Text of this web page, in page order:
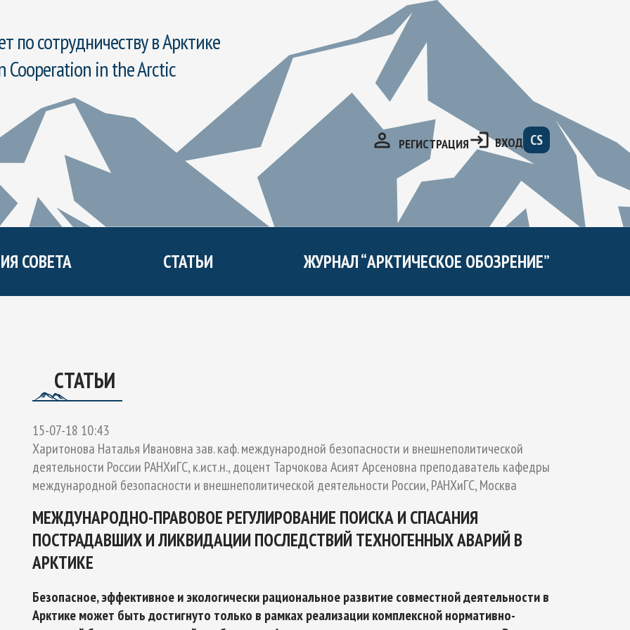
сотрудничеству в Арктике
in the Arctic
РЕГИСТРАЦИЯ ВХОД CS
РОССИЙСКОЙ ФЕДЕРАЦИИ И ОБЕСПЕЧЕНИЯ НАЦИОНАЛЬНОЙ БЕЗОПАСНОСТИ НА ПЕРИОД ДО 2035
СОВЕТА СТАТЬИ ЖУРНАЛ “АРКТИЧЕСКОЕ ОБОЗРЕНИЕ”
СТАТЬИ
15-07-18 10:43
Харитонова Наталья Ивановна зав. каф. международной безопасности и внешнеполитической
деятельности России РАНХиГС, к.ист.н., доцент Тарчокова Асият Арсеновна преподаватель кафедры
международной безопасности и внешнеполитической деятельности России, РАНХиГС, Москва
МЕЖДУНАРОДНО-ПРАВОВОЕ РЕГУЛИРОВАНИЕ ПОИСКА И СПАСАНИЯ
ПОСТРАДАВШИХ И ЛИКВИДАЦИИ ПОСЛЕДСТВИЙ ТЕХНОГЕННЫХ АВАРИЙ В
АРКТИКЕ
Безопасное, эффективное и экологически рациональное развитие совместной деятельности в
Арктике может быть достигнуто только в рамках реализации комплексной нормативно-